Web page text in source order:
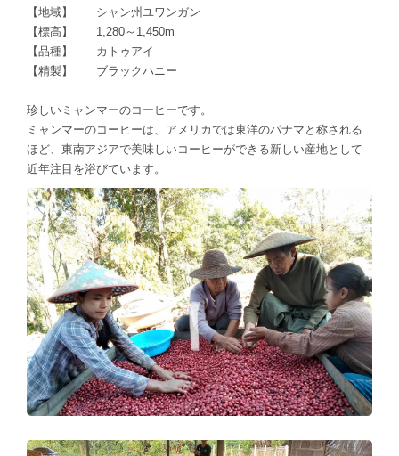
【地域】 シャン州ユワンガン
【標高】 1,280～1,450m
【品種】 カトゥアイ
【精製】 ブラックハニー
珍しいミャンマーのコーヒーです。
ミャンマーのコーヒーは、アメリカでは東洋のパナマと称される
ほど、東南アジアで美味しいコーヒーができる新しい産地として
近年注目を浴びています。